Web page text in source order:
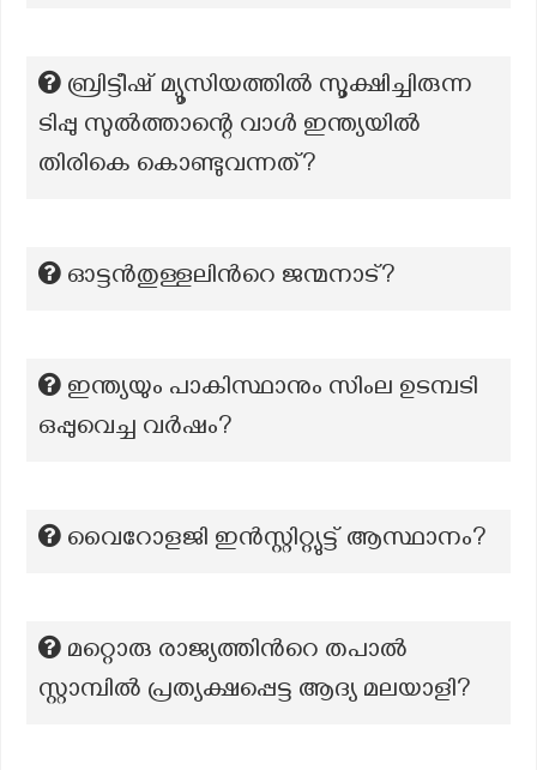
ബ്രിട്ടീഷ് മ്യൂസിയത്തിൽ സൂക്ഷിച്ചിരുന്ന
ടിപ്പു സുൽത്താന്റെ വാൾ ഇന്ത്യയിൽ
തിരികെ കൊണ്ടുവന്നത്?
ഓട്ടൻതുള്ളലിന്‍റെ ജന്മനാട്?
ഇന്ത്യയും പാകിസ്ഥാനും സിംല ഉടമ്പടി
ഒപ്പുവെച്ച വർഷം?
വൈറോളജി ഇൻസ്റ്റിറ്റ്യുട്ട് ആസ്ഥാനം?
മറ്റൊരു രാജ്യത്തിന്‍റെ തപാൽ
സ്റ്റാമ്പിൽ പ്രത്യക്ഷപ്പെട്ട ആദ്യ മലയാളി?